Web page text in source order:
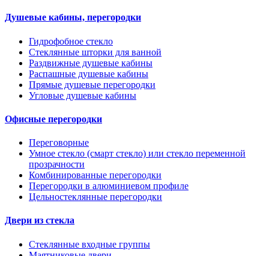
Душевые кабины, перегородки
Гидрофобное стекло
Стеклянные шторки для ванной
Раздвижные душевые кабины
Распашные душевые кабины
Прямые душевые перегородки
Угловые душевые кабины
Офисные перегородки
Переговорные
Умное стекло (смарт стекло) или стекло переменной
прозрачности
Комбинированные перегородки
Перегородки в алюминиевом профиле
Цельностеклянные перегородки
Двери из стекла
Стеклянные входные группы